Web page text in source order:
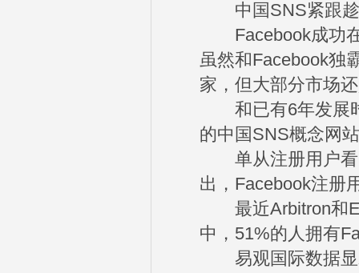
中国SNS紧跟趁
Facebook成功在
虽然和Facebook独
家，但大部分市场
和已有6年发展时
的中国SNS概念网
单从注册用户看
出，Facebook注册
最近Arbitron和
中，51%的人拥有
易观国际数据显